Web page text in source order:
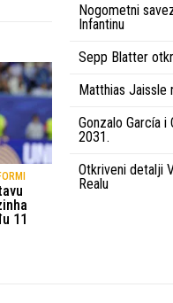
11
Nogometni
Infantinu
Sepp Blatter
Matthias Jaissle
Gonzalo García
2031.
Otkriveni detalji
Realu